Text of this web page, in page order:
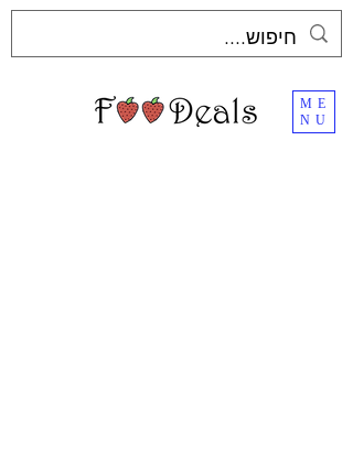
ME
NU